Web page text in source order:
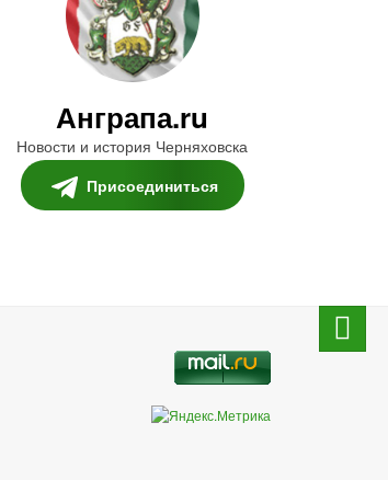
Анграпа.ru
Новости и история Черняховска
Присоединиться